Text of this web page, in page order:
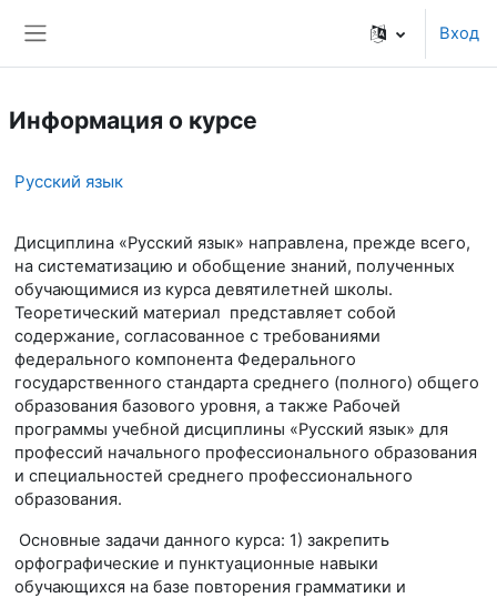
Вход
Информация о курсе
Русский язык
Дисциплина «Русский язык» направлена, прежде всего,
на систематизацию и обобщение знаний, полученных
обучающимися из курса девятилетней школы.
Теоретический материал представляет собой
содержание, согласованное с требованиями
федерального компонента Федерального
государственного стандарта среднего (полного) общего
образования базового уровня, а также Рабочей
программы учебной дисциплины «Русский язык» для
профессий начального профессионального образования
и специальностей среднего профессионального
образования.
Основные задачи данного курса: 1) закрепить
орфографические и пунктуационные навыки
обучающихся на базе повторения грамматики и